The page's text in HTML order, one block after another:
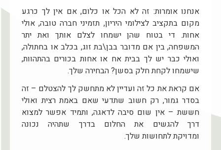
אנחנו אומרות: זה לא הכל או כלום, אם אין לך כרגע
מקום בתקציב לצילומי היריון, תזמיני חברה טובה, אולי
אחות. די בטוח שהן ישמחו לצלם אותך ואת יתר
המשפחה, בין אם מדובר בבן\בת זוג, בכלב או בחתולה,
ואולי כבר יש לך בבית אח או אחות בכורים בהתהוות,
שישמחו לקחת חלק בסשן? הבחירה שלך.
אם קראת את כל זה ועדיין לא מתחשק לך להצטלם – זה
בסדר גמור, רק חשוב שתדעי שאם באמת רצית ואולי
חששת – אין שום סיבה לדאגה, ותמיד אפשר למצוא
דרך להגשים את החלום בדרך שתהיה נכונה
ומדויקת לתחושות שלך.